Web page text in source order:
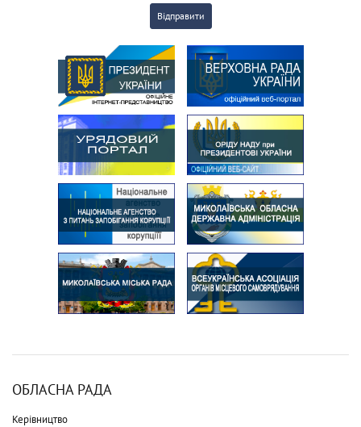
Відправити
ОБЛАСНА РАДА
Керівництво